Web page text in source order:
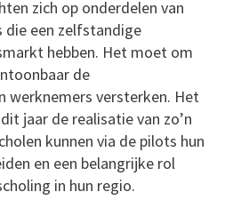
zich op onderdelen van
een zelfstandige
hebben. Het moet om
de
werknemers versterken. Het
jaar de realisatie van zo’n
kunnen via de pilots hun
en een belangrijke rol
in hun regio.